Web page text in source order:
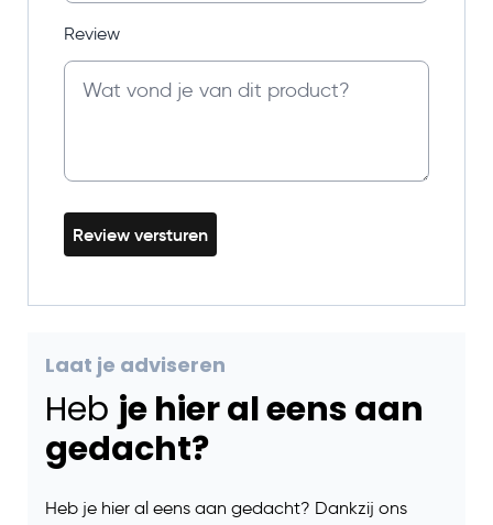
Review
Review versturen
Laat je adviseren
Heb je hier al eens aan
gedacht?
Heb je hier al eens aan gedacht? Dankzij ons